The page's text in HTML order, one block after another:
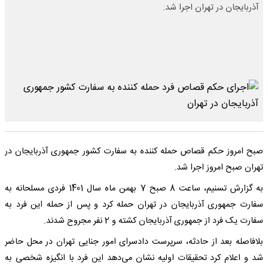
آذربایجان در تهران اجرا شد.
صبح امروز حکم قصاص حمله کننده به سفارت کشور جمهوری آذربایجان در
تهران صبح امروز اجرا شد.
به گزارش تسنیم، ساعت 8 صبح 7 بهمن ماه سال 1401 فردی مسلحانه به
سفارت جمهوری آذربایجان در تهران حمله کرد و پس از حمله این فرد به
سفارت یک فرد از جمهوری آذربایجان کشته و 2 نفر مجروح شدند.
بلافاصله بعد از حادثه، سرپرست دادسرای امور جنایی تهران در محل حاضر
شد و اعلام کرد تحقیقات اولیه نشان می‌دهد این فرد با انگیزه شخصی به